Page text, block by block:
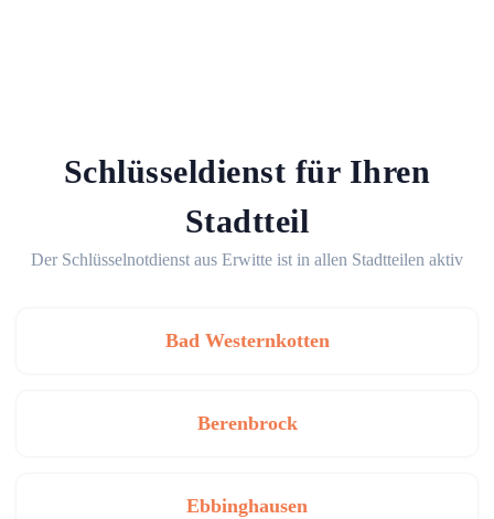
Schlüsseldienst für Ihren
Stadtteil
Der Schlüsselnotdienst aus Erwitte ist in allen Stadtteilen aktiv
Bad Westernkotten
Berenbrock
Ebbinghausen